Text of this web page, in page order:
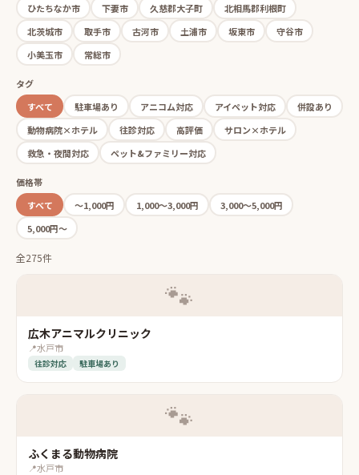
ひたちなか市
下妻市 久慈郡大子町
北相馬郡利根町
北茨城市
取手市 古河市 土浦市 坂東市
守谷市
小美玉市
常総市
タグ
すべて
駐車場あり アニコム対応 アイペット対応
併設あり
動物病院×ホテル
往診対応 高評価
サロン×ホテル
救急・夜間対応
ペット&ファミリー対応
価格帯
すべて
〜1,000円 1,000〜3,000円
3,000〜5,000円
5,000円〜
全275件
🐾
広木アニマルクリニック
📍水戸市
往診対応 駐車場あり
🐾
ふくまる動物病院
📍水戸市